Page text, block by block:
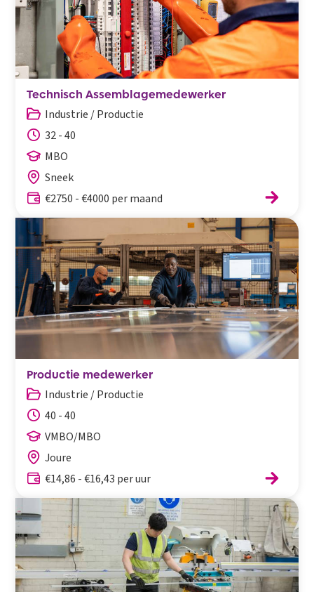
Technisch Assemblagemedewerker
Industrie / Productie
32 - 40
MBO
Sneek
€2750 - €4000 per maand
Productie medewerker
Industrie / Productie
40 - 40
VMBO/MBO
Joure
€14,86 - €16,43 per uur